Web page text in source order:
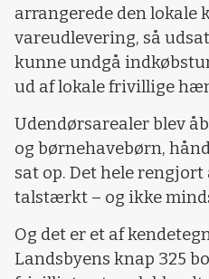
arrangerede den lokale
vareudlevering, så
kunne undgå
ud af lokale frivillige
Udendørsarealer blev
og børnehavebørn,
sat op. Det hele
talstærkt – og ikke
Og det er et af
Landsbyens knap 325